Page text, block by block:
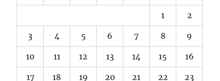
1 2
3 4 5 6 7 8 9
10 11 12 13 14 15 16
17 18 19 20 21 22 23